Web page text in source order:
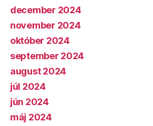
december 2024
november 2024
október 2024
september 2024
august 2024
júl 2024
jún 2024
máj 2024